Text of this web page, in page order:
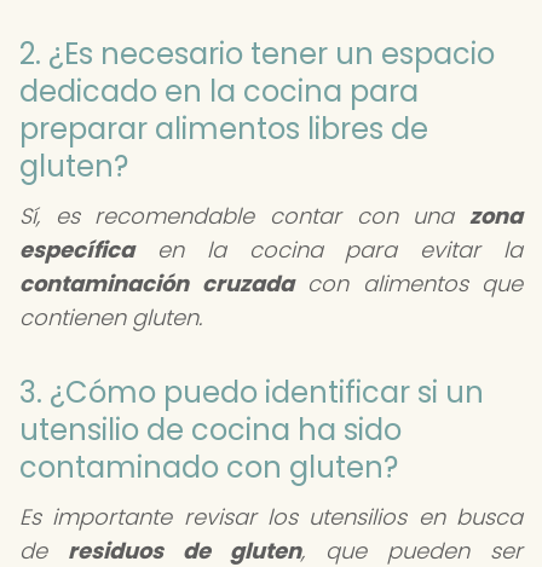
2. ¿Es necesario tener un espacio
dedicado en la cocina para
preparar alimentos libres de
gluten?
Sí, es recomendable contar con una zona
específicaen la cocina para evitar la
contaminación cruzadacon alimentos que
contienen gluten.
3. ¿Cómo puedo identificar si un
utensilio de cocina ha sido
contaminado con gluten?
Es importante revisar los utensilios en busca
de residuos de gluten, que pueden ser